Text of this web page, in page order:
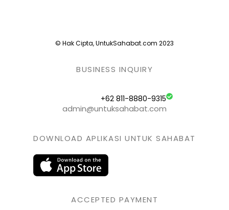
© Hak Cipta, UntukSahabat.com 2023
BUSINESS INQUIRY
+62 811-8880-9315
admin@untuksahabat.com
DOWNLOAD APLIKASI UNTUK SAHABAT
ACCEPTED PAYMENT